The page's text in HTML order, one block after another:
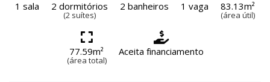
1 sala 2 dormitórios
(2 suítes)
2 banheiros 1 vaga 83.13m²
(área útil)
77.59m²
(área total)
Aceita financiamento